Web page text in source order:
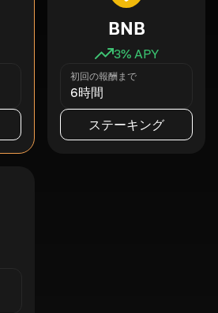
BNB
3% APY
初回の報酬まで
6時間
ステーキング